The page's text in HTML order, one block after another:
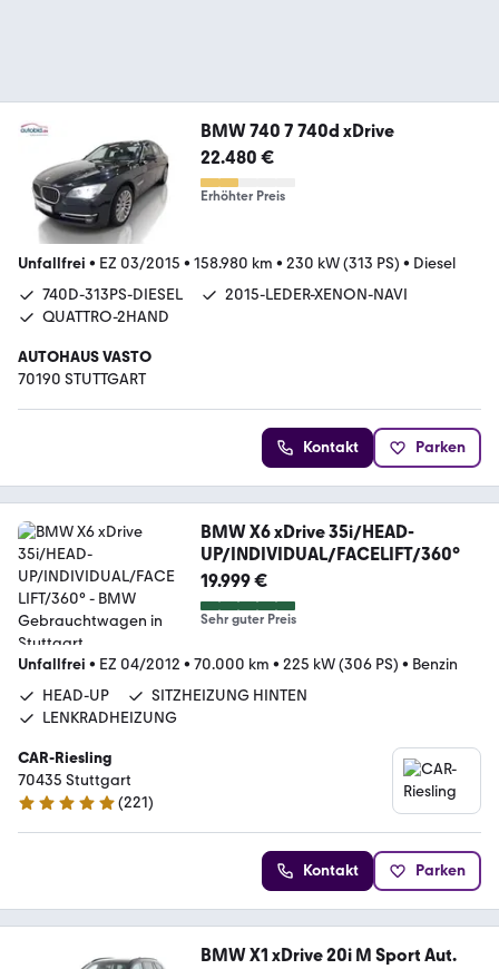
BMW 740 7 740d xDrive
22.480 €
Erhöhter Preis
Unfallfrei • EZ 03/2015 • 158.980 km • 230 kW (313 PS) • Diesel
740D-313PS-DIESEL
2015-LEDER-XENON-NAVI
QUATTRO-2HAND
AUTOHAUS VASTO
70190 STUTTGART
Kontakt Parken
BMW X6 xDrive 35i/HEAD-
UP/INDIVIDUAL/FACELIFT/360°
19.999 €
Sehr guter Preis
Unfallfrei • EZ 04/2012 • 70.000 km • 225 kW (306 PS) • Benzin
HEAD-UP
SITZHEIZUNG HINTEN
LENKRADHEIZUNG
CAR-Riesling
70435 Stuttgart
4.9 Sterne
(221)
Kontakt Parken
BMW X1 xDrive 20i M Sport Aut.